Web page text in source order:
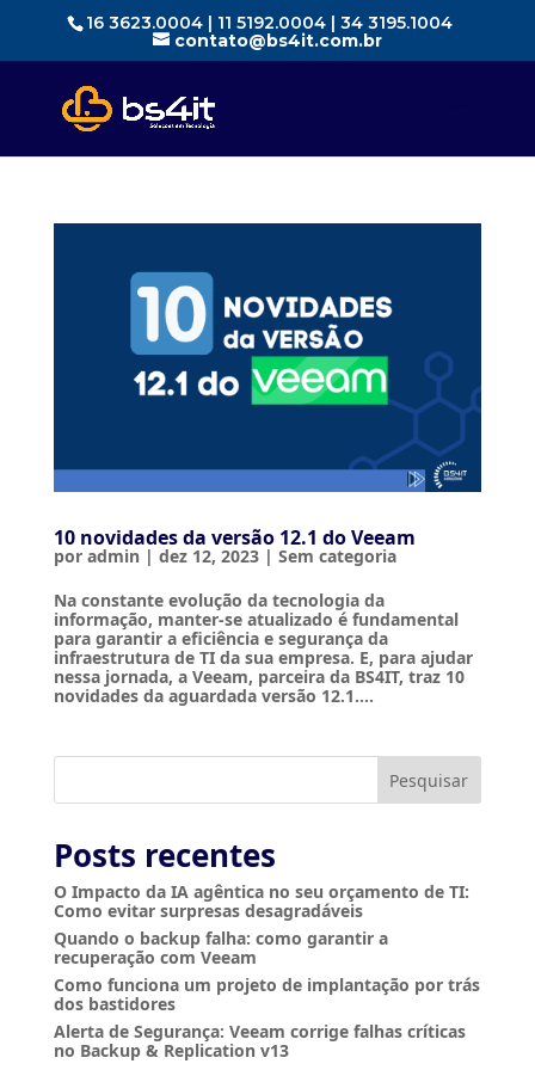
16 3623.0004 | 11 5192.0004 | 34 3195.1004
contato@bs4it.com.br
10 novidades da versão 12.1 do Veeam
por admin | dez 12, 2023| Sem categoria
Na constante evolução da tecnologia da
informação, manter-se atualizado é fundamental
para garantir a eficiência e segurança da
infraestrutura de TI da sua empresa. E, para ajudar
nessa jornada, a Veeam, parceira da BS4IT, traz 10
novidades da aguardada versão 12.1....
Pesquisar
Posts recentes
O Impacto da IA agêntica no seu orçamento de TI:
Como evitar surpresas desagradáveis
Quando o backup falha: como garantir a
recuperação com Veeam
Como funciona um projeto de implantação por trás
dos bastidores
Alerta de Segurança: Veeam corrige falhas críticas
no Backup & Replication v13